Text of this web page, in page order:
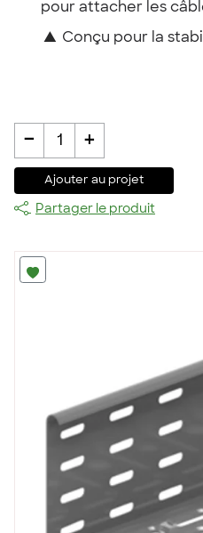
pour attacher les
▲ Conçu pour la
- 1 +
Ajouter au projet
Partager le produit